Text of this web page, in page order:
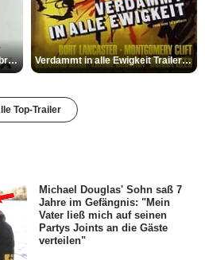
Charlie und die Schokoladenfabrik Trailer OV Verdammt in alle Ewigkeit Trailer OV
Top-Trailer
Michael Douglas' Sohn saß 7
Jahre im Gefängnis: "Mein
Vater ließ mich auf seinen
Partys Joints an die Gäste
verteilen"